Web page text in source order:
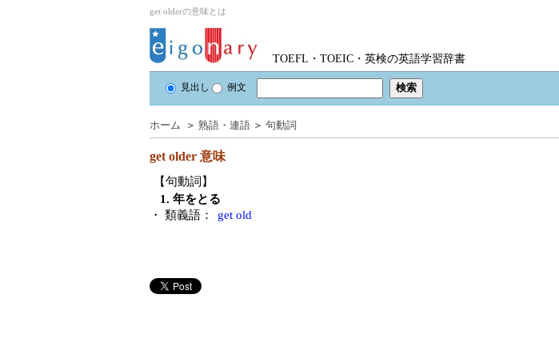
get olderの意味とは
TOEFL・TOEIC・英検の英語学習辞書
見出し 例文
ホーム ＞ 熟語・連語 ＞ 句動詞
get older 意味
【句動詞】
1. 年をとる
・ 類義語：
get old